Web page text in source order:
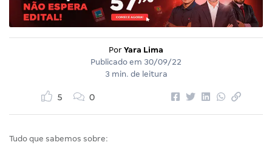
Por Yara Lima
Publicado em 30/09/22
3 min. de leitura
5 0
Tudo que sabemos sobre: